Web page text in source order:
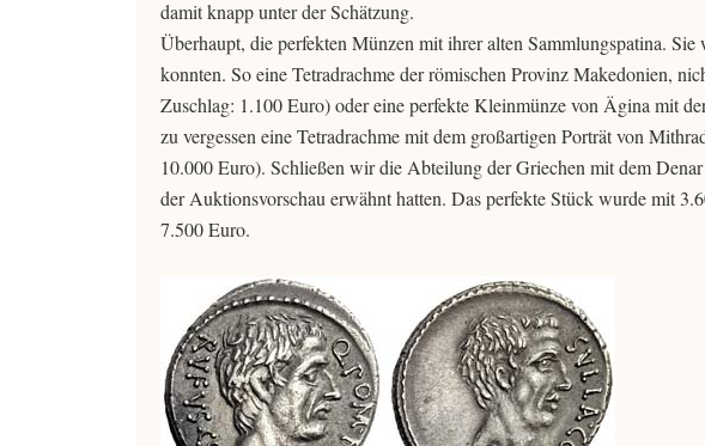
damit knapp unter der Schätzung.
Überhaupt, die perfekten Münzen mit ihrer alten Sammlungspatina. Sie
konnten. So eine Tetradrachme der römischen Provinz Makedonien,
Zuschlag: 1.100 Euro) oder eine perfekte Kleinmünze von Ägina mit
zu vergessen eine Tetradrachme mit dem großartigen Porträt von
10.000 Euro). Schließen wir die Abteilung der Griechen mit dem
der Auktionsvorschau erwähnt hatten. Das perfekte Stück wurde mit
7.500 Euro.